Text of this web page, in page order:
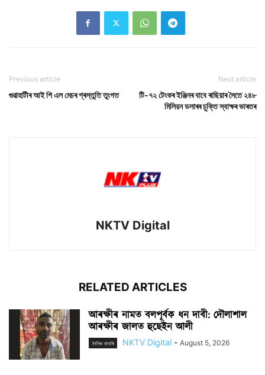
Previous article
গুৱাহাটীৰ আই পি এল মেচৰ প্ৰস্তুতি তুংগত
Next article
টি-৭২ টেংকৰ ইঞ্জিনৰ বাবে ৰাছিয়াৰ সৈতে ২৪৮
মিলিয়ন ডলাৰৰ চুক্তি স্বাক্ষৰ ভাৰতৰ
NKTV Digital
RELATED ARTICLES
আৰক্ষীৰ নামত বলপূৰ্বক ধন দাবী: দৌলাশাল
আৰক্ষীৰ জালত হুছেইন আলী
দৈনিক বাতৰি NKTV Digital - August 5, 2026